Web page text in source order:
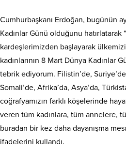
Cumhurbaşkanı Erdoğan, bugünün
Kadınlar Günü olduğunu hatırlatarak
kardeşlerimizden başlayarak
kadınlarının 8 Mart Dünya Kadınlar
tebrik ediyorum. Filistin’de,
Somali’de, Afrika’da, Asya’da,
coğrafyamızın farklı köşelerinde
veren tüm kadınlara, tüm annelere,
buradan bir kez daha dayanışma
ifadelerini kullandı.